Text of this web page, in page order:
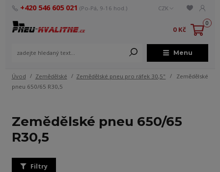
Menu
CZK
+420 546 605 021 (Po-Pá, 9-16 hod.)
0
0 Kč
Úvod Zemědělské Zemědělské pneu pro ráfek 30,5"
Zemědělské
pneu 650/65 R30,5
Zemědělské pneu 650/65
R30,5
Filtry